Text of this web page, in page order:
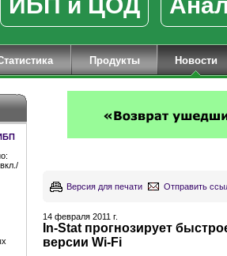
Продукты Новости
Версия для печати Отправить
14 февраля 2011 г.
In-Stat прогнозирует
версии Wi-Fi